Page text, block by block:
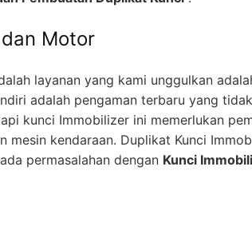
Motor
layanan yang kami unggulkan
adalah pengaman terbaru yang
kunci Immobilizer ini memerlukan
mesin kendaraan. Duplikat Kunci
permasalahan dengan Kunci